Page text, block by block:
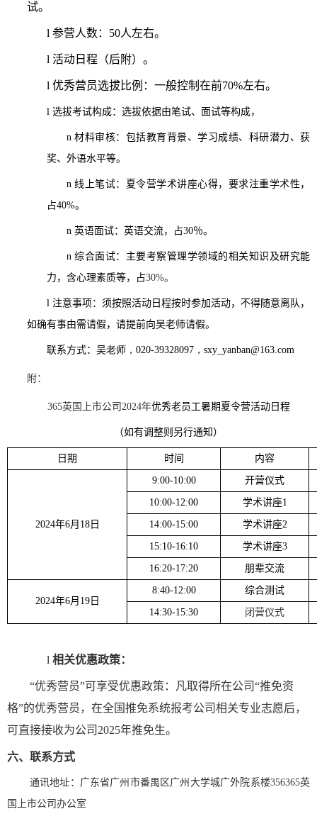
试。
l 参营人数： 50人左右。
l 活动日程（后附）。
l 优秀营员选拔比例：一般控制在前70%左右。
l 选拔考试构成：选拔依据由笔试、面试等构成，
n材料审核：包括教育背景、学习成绩、科研潜力、获
奖、外语水平等。
n线上笔试：夏令营学术讲座心得，要求注重学术性，
占40%。
n 英语面试：英语交流，占30％。
n综合面试：主要考察管理学领域的相关知识及研究能
力，含心理素质等，占30%。
l 注意事项：须按照活动日程按时参加活动，不得随意离队，
如确有事由需请假，请提前向吴老师请假。
联系方式： 吴老师， 020-39328097 ， sxy_yanban@163.com
附：
365英国上市公司 2024年优秀老员工暑期夏令营活动日程
（如有调整则另行通知）
日期 时间 内容
2024年6月 18日
9:00-10:00 开营仪式
10:00-12:00 学术讲座1
14:00-15:00 学术讲座2
15:10-16:10 学术讲座3
16:20-17:20 朋辈交流
2024年6月 19日
8:40-12:00 综合测试
14:30-15:30 闭营仪式
l 相关优惠政策：
“优秀营员”可享受优惠政策：凡取得所在公司“推免资
格”的优秀营员，在全国推免系统报考公司相关专业志愿后，
可直接接收为公司 2025年推免生。
六、联系方式
通讯地址：广东省广州市番禺区广州大学城广外院系楼356365英
国上市公司办公室